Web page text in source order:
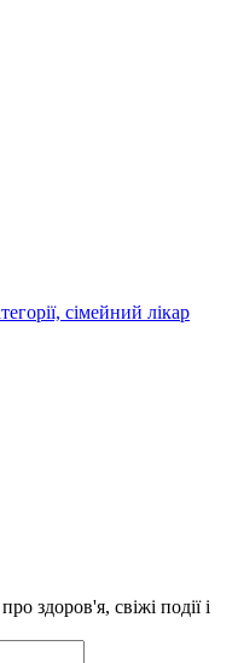
сімейний лікар
здоров'я, свіжі події і